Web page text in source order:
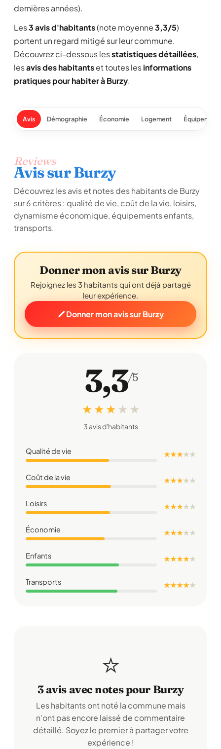
dernières années).
Les3 avis d'habitants(note moyenne3,3/5)
portent un regard mitigé sur leur commune.
Découvrez ci-dessous lesstatistiques détaillées,
lesavis des habitantset toutes lesinformations
pratiques pour habiter à Burzy.
Avis Démographie Économie Logement
Reviews
Avis sur Burzy
Découvrez les avis et notes des habitants de Burzy
sur 6 critères : qualité de vie, coût de la vie, loisirs,
dynamisme économique, équipements enfants,
transports.
Donner mon avis sur Burzy
Rejoignez les 3 habitants qui ont déjà partagé
leur expérience.
Donner mon avis sur Burzy
3,3/5
★ ★ ★ ★ ★
3 avis d'habitants
Qualité de vie ★ ★ ★★★
Coût de la vie ★ ★ ★★★
Loisirs ★ ★ ★★★
Économie ★ ★ ★★★
Enfants ★ ★ ★ ★★
Transports ★ ★ ★ ★★
⭐
3 avis avec notes pour Burzy
Les habitants ont noté la commune mais
n'ont pas encore laissé de commentaire
détaillé. Soyez le premier à partager votre
expérience !